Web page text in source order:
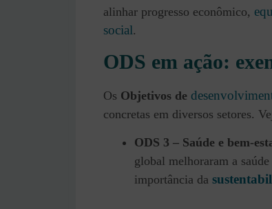
alinhar progresso econômico,
social.
ODS em ação:
Os Objetivos de
concretas em diversos setores.
ODS 3 – Saúde e bem-
global melhoraram a
importância da